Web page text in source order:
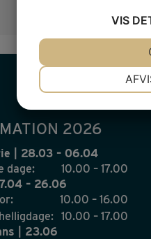
2026
| 28.03 – 06.04
dage:
10.00 – 17.00
– 26.06
10.00 – 16.00
10.00 – 17.00
| 23.06
VIS
MARKETING